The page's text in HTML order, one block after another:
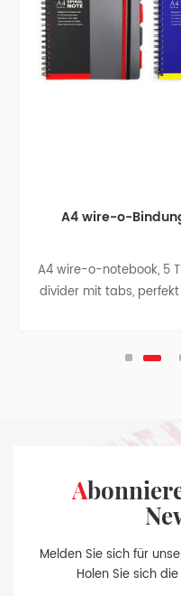
A4 wire-o-
A4 wire-o-notebook, 5
divider mit tabs,
Abonnieren Sie Unseren
Melden Sie sich für
Holen Sie sich